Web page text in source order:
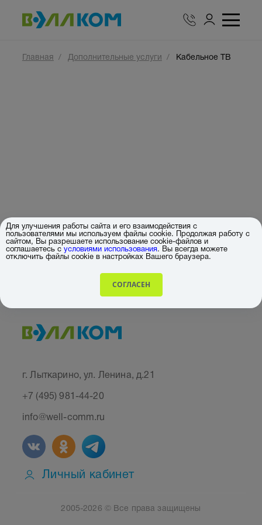
Главная Дополнительные услуги Кабельное ТВ
г. Лыткарино, ул. Ленина, д.21
+7 (495) 981-44-20
info@well-comm.ru
Личный кабинет
2005-2026 © Все права защищены
Для улучшения работы сайта и его взаимодействия с
пользователями мы используем файлы cookie. Продолжая работу с
сайтом, Вы разрешаете использование cookie-файлов и
соглашаетесь с условиями использования. Вы всегда можете
отключить файлы cookie в настройках Вашего браузера.
СОГЛАСЕН